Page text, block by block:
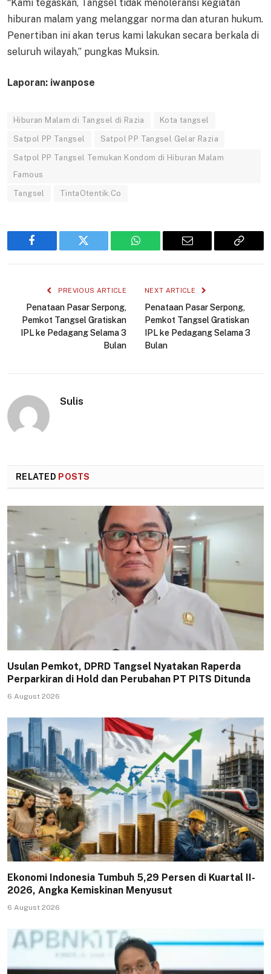
“Kami tegaskan, Tangsel tidak menoleransi kegiatan
hiburan malam yang melanggar norma dan aturan hukum.
Penertiban ini akan terus kami lakukan secara berkala di
seluruh wilayah,” pungkas Muksin.
Laporan: iwanpose
Hiburan Malam di Tangsel di Razia Kota tangsel
Satpol PP Tangsel Satpol PP Tangsel Gelar Razia
Satpol PP Tangsel Temukan Kondom di Hiburan Malam
Famous
Tangsel TintaOtentik.Co
Facebook Twitter WhatsApp Email
Copy
PREVIOUS ARTICLE
Penataan Pasar Serpong,
Pemkot Tangsel Gratiskan
IPL ke Pedagang Selama 3
Bulan
NEXT ARTICLE
Penataan Pasar Serpong,
Pemkot Tangsel Gratiskan
IPL ke Pedagang Selama 3
Bulan
Sulis
RELATED POSTS
Usulan Pemkot, DPRD Tangsel Nyatakan Raperda
Perparkiran di Hold dan Perubahan PT PITS Ditunda
6 August 2026
Ekonomi Indonesia Tumbuh 5,29 Persen di Kuartal II-
2026, Angka Kemiskinan Menyusut
6 August 2026